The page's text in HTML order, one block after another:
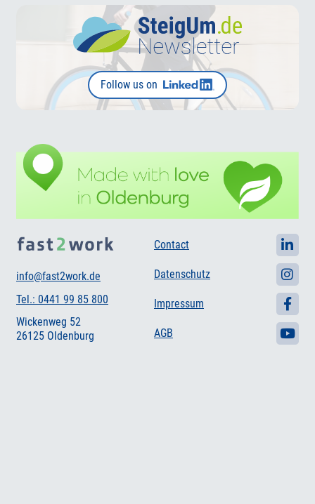
Follow us on
info@fast2work.de
Tel.: 0441 99 85 800
Wickenweg 52
26125 Oldenburg
Contact
Datenschutz
Impressum
AGB